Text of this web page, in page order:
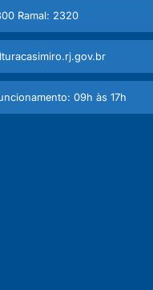
Ramal: 2320
09h às 17h